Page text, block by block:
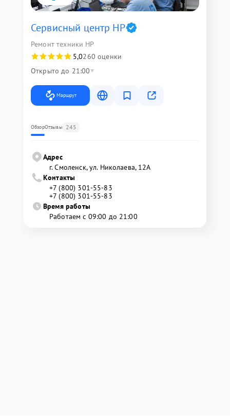
Сервисный центр HP
Ремонт техники HP
5,0260 оценки
Открыто до 21:00
Маршрут
ОбзорОтзывы 245
Адрес
г. Смоленск, ул. Николаева, 12А
Контакты
+7 (800) 301-55-83
+7 (800) 301-55-83
Время работы
Работаем с 09:00 до 21:00